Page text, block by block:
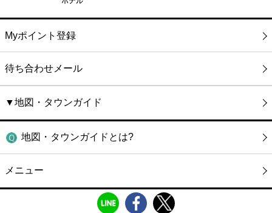
Myポイント登録
待ち合わせメール
▼地図・タウンガイド
地図・タウンガイドとは?
メニュー